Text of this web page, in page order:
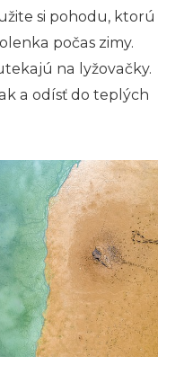
si pohodu, ktorú
počas zimy.
na lyžovačky.
a odísť do teplých